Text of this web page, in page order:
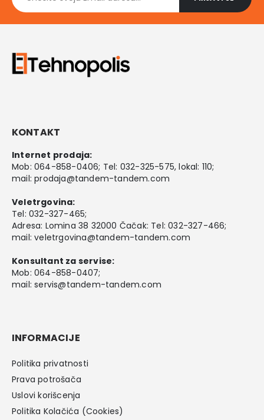
KONTAKT
Internet prodaja:
Mob: 064-858-0406; Tel: 032-325-575, lokal: 110;
mail:prodaja@tandem-tandem.com
Veletrgovina:
Tel: 032-327-465;
Adresa: Lomina 38 32000 Čačak: Tel: 032-327-466;
mail:veletrgovina@tandem-tandem.com
Konsultant za servise:
Mob: 064-858-0407;
mail:servis@tandem-tandem.com
INFORMACIJE
Politika privatnosti
Prava potrošača
Uslovi korišcenja
Politika Kolačića (Cookies)